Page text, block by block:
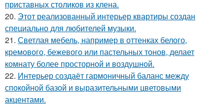
приставных столиков из клена.
20. Этот реализованный интерьер квартиры создан
специально для любителей музыки.
21. Светлая мебель, например в оттенках белого,
кремового, бежевого или пастельных тонов, делает
комнату более просторной и воздушной.
22. Интерьер создаёт гармоничный баланс между
спокойной базой и выразительными цветовыми
акцентами.